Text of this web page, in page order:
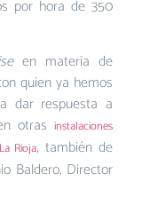
por hora de 350
en materia de
quien ya hemos
dar respuesta a
otras instalaciones
Rioja, también de
Baldero, Director